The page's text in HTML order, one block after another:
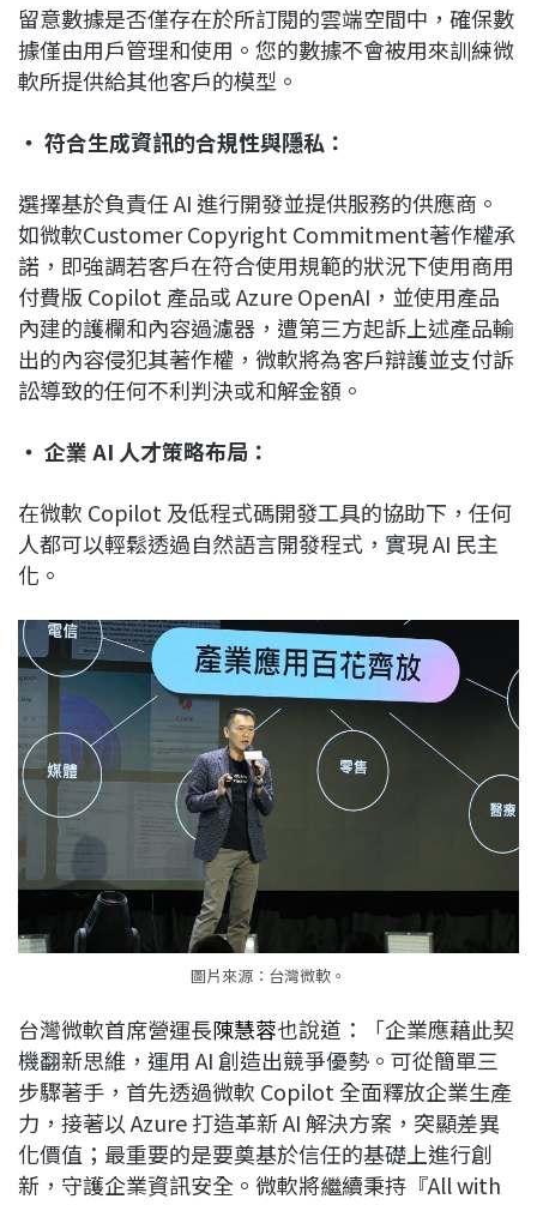
留意數據是否僅存在於所訂閱的雲端空間中，確保數
據僅由用戶管理和使用。您的數據不會被用來訓練微
軟所提供給其他客戶的模型。
‧ 符合生成資訊的合規性與隱私：
選擇基於負責任 AI 進行開發並提供服務的供應商。
如微軟Customer Copyright Commitment著作權承
諾，即強調若客戶在符合使用規範的狀況下使用商用
付費版 Copilot 產品或 Azure OpenAI，並使用產品
內建的護欄和內容過濾器，遭第三方起訴上述產品輸
出的內容侵犯其著作權，微軟將為客戶辯護並支付訴
訟導致的任何不利判決或和解金額。
‧ 企業 AI 人才策略布局：
在微軟 Copilot 及低程式碼開發工具的協助下，任何
人都可以輕鬆透過自然語言開發程式，實現 AI 民主
化。
圖片來源：台灣微軟。
台灣微軟首席營運長陳慧蓉也說道：「企業應藉此契
機翻新思維，運用 AI 創造出競爭優勢。可從簡單三
步驟著手，首先透過微軟 Copilot 全面釋放企業生產
力，接著以 Azure 打造革新 AI 解決方案，突顯差異
化價值；最重要的是要奠基於信任的基礎上進行創
新，守護企業資訊安全。微軟將繼續秉持『All with